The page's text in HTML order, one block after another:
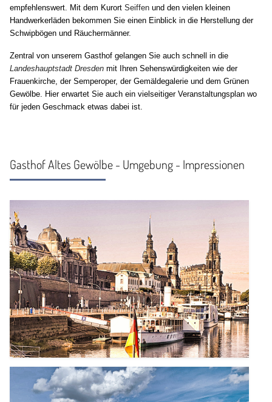
empfehlenswert. Mit dem KurortSeiffen und den vielen kleinen
Handwerkerläden bekommen Sie einen Einblick in die Herstellung der
Schwipbögen und Räuchermänner.
Zentral von unserem Gasthof gelangen Sie auch schnell in die
Landeshauptstadt Dresden mit Ihren Sehenswürdigkeiten wie der
Frauenkirche, der Semperoper, der Gemäldegalerie und dem Grünen
Gewölbe. Hier erwartet Sie auch ein vielseitiger Veranstaltungsplan wo
für jeden Geschmack etwas dabei ist.
Gasthof Altes Gewölbe - Umgebung - Impressionen